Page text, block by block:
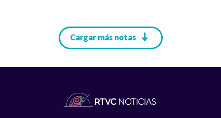
Cargar más notas